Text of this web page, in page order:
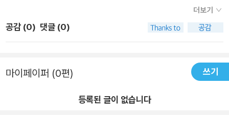
그림과 줄글로 자세히 나와있어 그림보면서 재료들만 구해서 만
이다. 이부분에서 미노*군을 홍보하는 느낌이 들어 안타깝지만,
사실 이걸 사서 검사하는 것보다 책에도 설명되어있지만 각 시군
구 소재의 농업기술센터에서 무료로 받을 수 있다는 점이다. 그
밭 농사 흙만들기 비료사용법 교과서>를 소개드립니다!정원가꾸
기에 꼭 필요한 흙! 흙에 대해 기초 기본 상식부터 비료 사용법 까
지 설명해주고 있는 <텃밭 농사 흙만들기 비료 사용법 교과서>
는 총 6장으로 구성되어져 있습니다.언젠가 그런 이야기를 들었
던 적이 있는데요. 우리가 맛있게 먹는 딸기도 흙의 배합이 중요
법이 있다는 이야기를 전해듣고 신기하다고 생각했는데 <텃밭
더보기
공감 (0) 댓글 (0)
마이페이퍼 (0편) 쓰기
등록된 글이 없습니다